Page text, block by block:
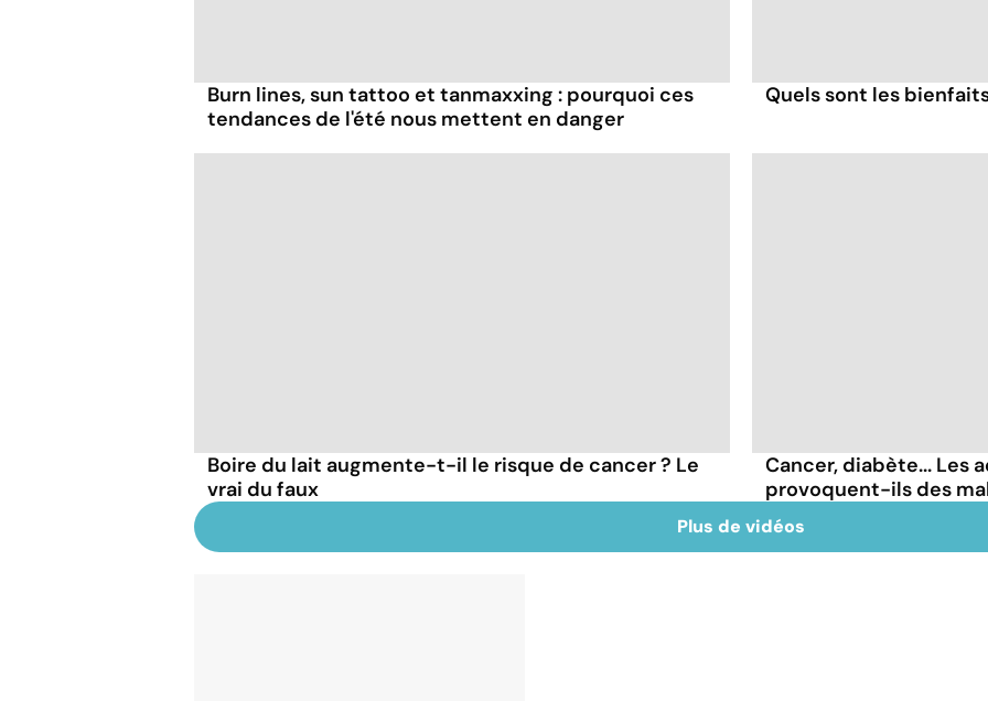
Burn lines, sun tattoo et tanmaxxing : pourquoi ces
tendances de l'été nous mettent en danger
Quels sont les
Boire du lait augmente-t-il le risque de cancer ? Le
vrai du faux
Cancer, diabète... Les
provoquent-ils des
Plus de vidéos